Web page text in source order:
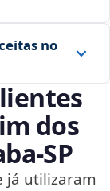
no
dos
já utilizaram